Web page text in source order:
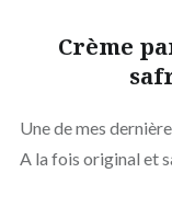
Crème
Une de mes
A la fois original et